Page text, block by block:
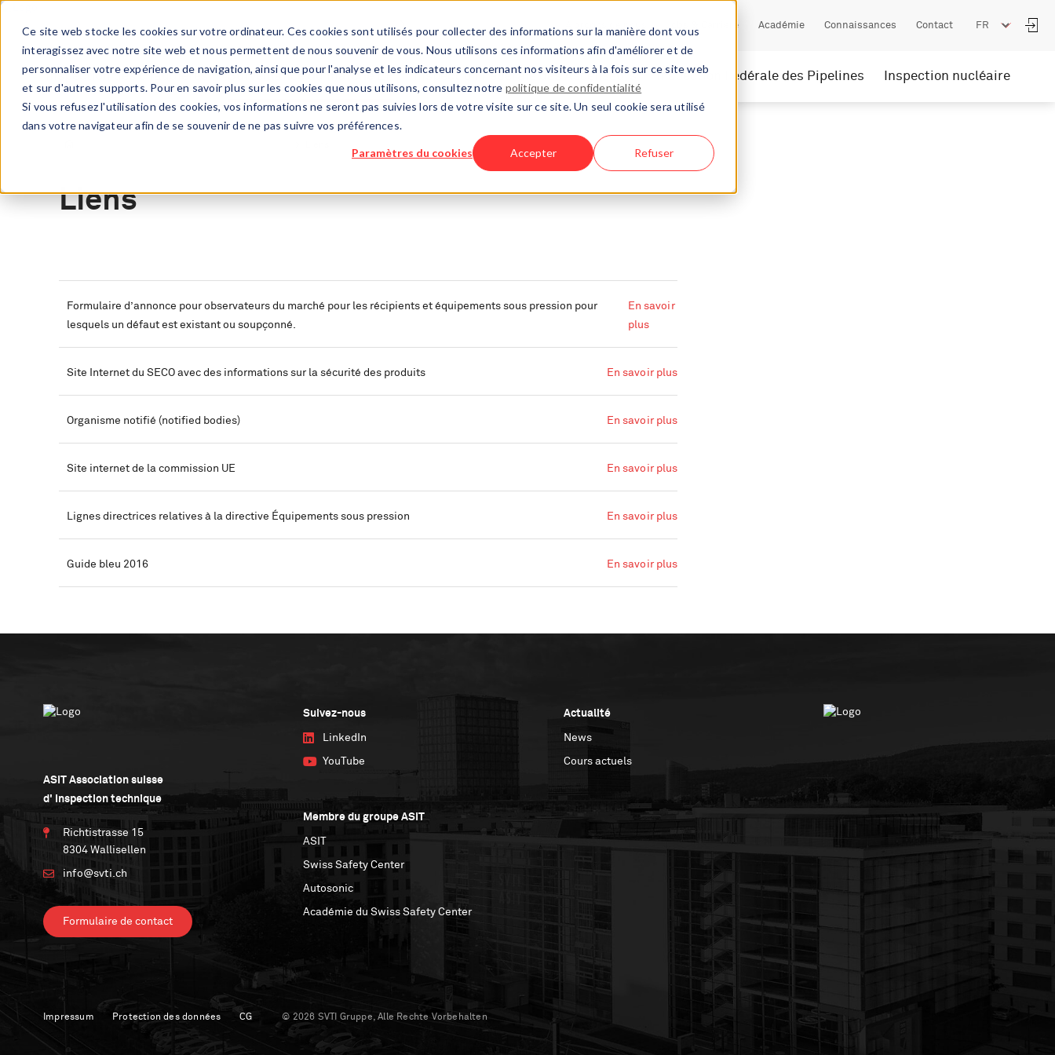
Ce site web stocke les cookies sur votre ordinateur. Ces cookies sont utilisés pour collecter des informations sur la manière dont vous
interagissez avec notre site web et nous permettent de nous souvenir de vous. Nous utilisons ces informations afin d'améliorer et de
personnaliser votre expérience de navigation, ainsi que pour l'analyse et les indicateurs concernant nos visiteurs à la fois sur ce site web
et sur d'autres supports. Pour en savoir plus sur les cookies que nous utilisons, consultez notre politique de confidentialité
Si vous refusez l'utilisation des cookies, vos informations ne seront pas suivies lors de votre visite sur ce site. Un seul cookie sera utilisé
dans votre navigateur afin de se souvenir de ne pas suivre vos préférences.
Paramètres du cookies Accepter Refuser
Aller
principal
À propos de nous Jobs & Carrière Académie Connaissances Contact
Inspection des chaudières Surveillance du marché EP Inspection Fédérale des Ascenseurs Inspection Fédérale des Pipelines Inspection nucléaire
Liens
Formulaire d’annonce pour observateurs du marché pour les récipients et équipements sous pression pour
lesquels un défaut est existant ou soupçonné.
En savoir
plus
Site Internet du SECO avec des informations sur la sécurité des produits En savoir plus
Organisme notifié (notified bodies) En savoir plus
Site internet de la commission UE En savoir plus
Lignes directrices relatives à la directive Équipements sous pression En savoir plus
Guide bleu 2016 En savoir plus
ASIT Association suisse
d' Inspection technique
Richtistrasse 15
8304 Wallisellen
info@svti.ch
Formulaire de contact
Suivez-nous
LinkedIn
YouTube
Membre du groupe ASIT
ASIT
Swiss Safety Center
Autosonic
Académie du Swiss Safety Center
Actualité
News
Cours actuels
Impressum Protection des données CG © 2026 SVTI Gruppe, Alle Rechte Vorbehalten